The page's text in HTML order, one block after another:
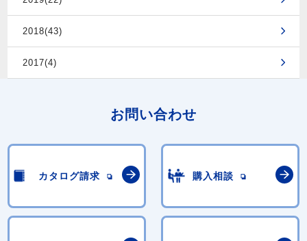
2018(43)
2017(4)
お問い合わせ
カタログ請求 購入相談